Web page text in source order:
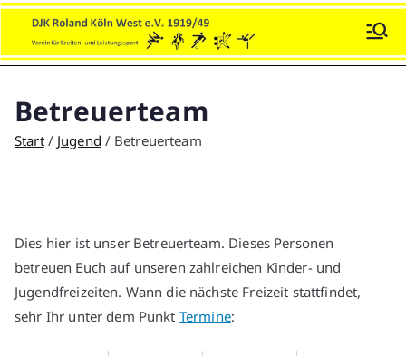
Zum
Inhalt
springen
DJK Roland Köln-West e.V.
Sport und Soziales!
Betreuerteam
Start Jugend Betreuerteam
Dies hier ist unser Betreuerteam. Dieses Personen
betreuen Euch auf unseren zahlreichen Kinder- und
Jugendfreizeiten. Wann die nächste Freizeit stattfindet,
sehr Ihr unter dem Punkt Termine: